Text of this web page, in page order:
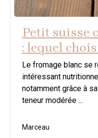
Petit suisse
: lequel
Le fromage blanc se
intéressant
notamment grâce à
teneur modérée ...
Marceau